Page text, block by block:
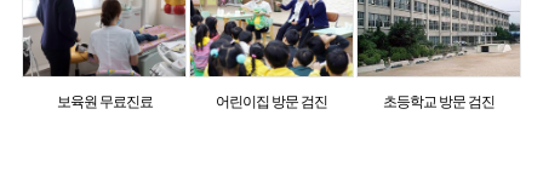
보육원 무료진료 어린이집 방문 검진 초등학교 방문 검진